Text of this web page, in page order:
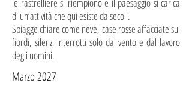
di un’attività che qui esiste da secoli.
Spiagge chiare come neve, case rosse affacciate sui
fiordi, silenzi interrotti solo dal vento e dal lavoro
degli uomini.
Marzo 2027